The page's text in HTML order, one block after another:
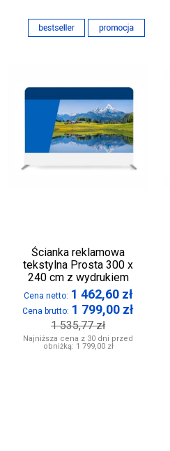
Ścianka reklamowa
tekstylna Prosta 300 x
240 cm z wydrukiem
Cena netto: 1 462,60 zł
Cena brutto: 1 799,00 zł
1 535,77zł
Najniższa cena z 30 dni przed
obniżką: 1 799,00 zł